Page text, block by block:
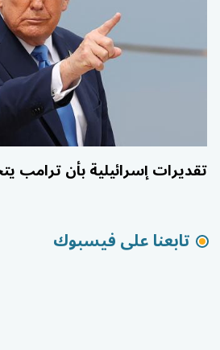
تقديرات إسرائيلية بأن ترامب
تابعنا على فيسبوك